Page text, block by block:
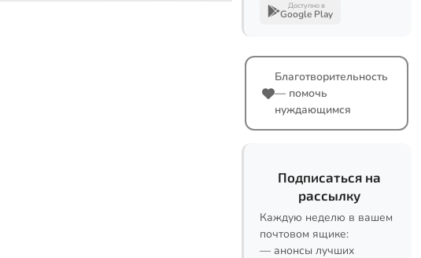
Доступно в
Google Play
Благотворительность
— помочь
нуждающимся
Подписаться на
рассылку
Каждую неделю в вашем
почтовом ящике:
— анонсы лучших